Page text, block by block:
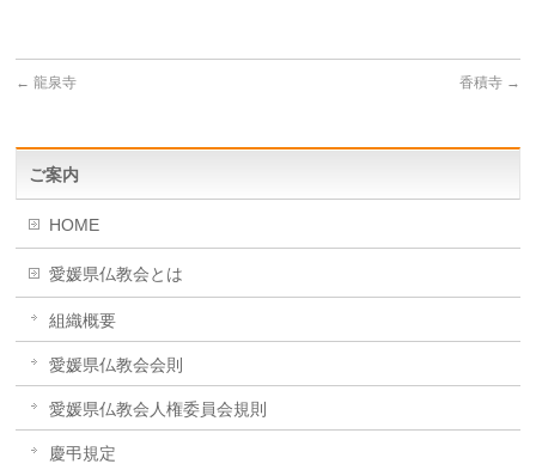
← 龍泉寺 香積寺 →
ご案内
HOME
愛媛県仏教会とは
組織概要
愛媛県仏教会会則
愛媛県仏教会人権委員会規則
慶弔規定